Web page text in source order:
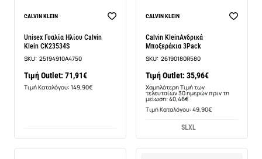
CALVIN KLEIN
Unisex Γυαλία Ηλίου Calvin
Klein CK23534S
SKU: 25194910A4750
Τιμή Outlet: 71,91€
Τιμή Καταλόγου: 149,90€
-11%
CALVIN KLEIN
Calvin KleinΑνδρικά
Μποξεράκια 3Pack
SKU: 26190180R580
Τιμή Outlet: 35,96€
Χαμηλότερη Τιμή των
τελευταίων 30 ημερών πριν τη
μείωση: 40,46€
Τιμή Καταλόγου: 49,90€
SLXL